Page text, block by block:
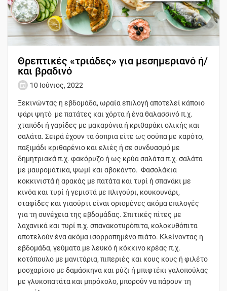
Θρεπτικές «τριάδες» για μεσημεριανό ή/
και βραδινό
10 Ιούνιος, 2022
Ξεκινώντας η εβδομάδα, ωραία επιλογή αποτελεί κάποιο
ψάρι ψητό με πατάτες και χόρτα ή ένα θαλασσινό π.χ.
χταπόδι ή γαρίδες με μακαρόνια ή κριθαράκι ολικής και
σαλάτα. Σειρά έχουν τα όσπρια είτε ως σούπα με καρότο,
παξιμάδι κριθαρένιο και ελιές ή σε συνδυασμό με
δημητριακά π.χ. φακόρυζο ή ως κρύα σαλάτα π.χ. σαλάτα
με μαυρομάτικα, ψωμί και αβοκάντο. Φασολάκια
κοκκινιστά ή αρακάς με πατάτα και τυρί ή σπανάκι με
κινόα και τυρί ή γεμιστά με πλιγούρι, κουκουνάρι,
σταφίδες και γιαούρτι είναι ορισμένες ακόμα επιλογές
για τη συνέχεια της εβδομάδας. Σπιτικές πίτες με
λαχανικά και τυρί π.χ. σπανακοτυρόπιτα, κολοκυθόπιτα
αποτελούν ένα ακόμα ισορροπημένο πιάτο. Κλείνοντας η
εβδομάδα, γεύματα με λευκό ή κόκκινο κρέας π.χ.
κοτόπουλο με μανιτάρια, πιπεριές και κους κους ή φιλέτο
μοσχαρίσιο με δαμάσκηνα και ρύζι ή μπιφτέκι γαλοπούλας
με γλυκοπατάτα και μπρόκολο, μπορούν να πάρουν τη